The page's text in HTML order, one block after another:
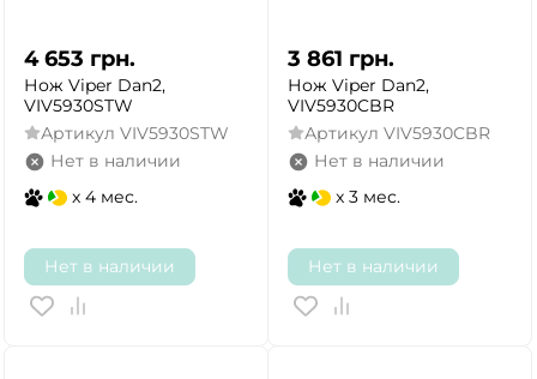
4 653 грн.
Нож Viper Dan2,
VIV5930STW
Артикул VIV5930STW
Нет в наличии
x 4 мес.
Нет в наличии
3 861 грн.
Нож Viper Dan2,
VIV5930CBR
Артикул VIV5930CBR
Нет в наличии
x 3 мес.
Нет в наличии